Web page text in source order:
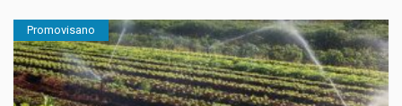
Promovisano